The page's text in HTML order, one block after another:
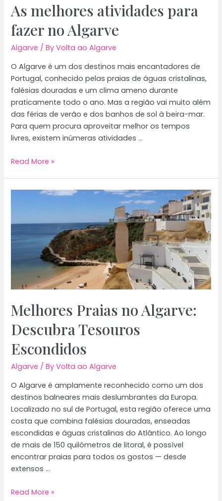
As melhores atividades para
fazer no Algarve
Algarve / ByVolta ao Algarve
O Algarve é um dos destinos mais encantadores de
Portugal, conhecido pelas praias de águas cristalinas,
falésias douradas e um clima ameno durante
praticamente todo o ano. Mas a região vai muito além
das férias de verão e dos banhos de sol à beira-mar.
Para quem procura aproveitar melhor os tempos
livres, existem inúmeras atividades …
As
Read More »
Melhores Praias no Algarve:
Descubra Tesouros
Escondidos
Algarve / ByVolta ao Algarve
O Algarve é amplamente reconhecido como um dos
destinos balneares mais deslumbrantes da Europa.
Localizado no sul de Portugal, esta região oferece uma
costa que combina falésias douradas, enseadas
escondidas e águas cristalinas do Atlântico. Ao longo
de mais de 150 quilómetros de litoral, é possível
encontrar praias para todos os gostos — desde
extensos …
Melhores
Read More »